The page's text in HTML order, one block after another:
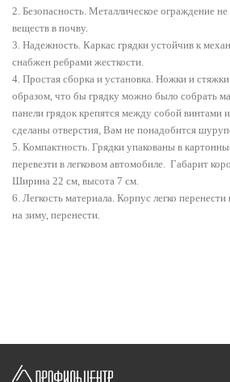
2. Безопасность. Металлическое ограждение
веществ в почву.
3. Надежность. Каркас грядки устойчив к
снабжен ребрами жесткости.
4. Простая сборка и установка. Ножки и
образом, что бы грядку можно было собрать
панели грядок крепятся между собой винтами
сделаны отверстия, Вам не понадобится
5. Компактность. Грядки упакованы в
перевезти в легковом автомобиле. Габарит
Ширина 22 см, высота 7 см.
6. Легкость материала. Корпус легко
на зиму, перенести.